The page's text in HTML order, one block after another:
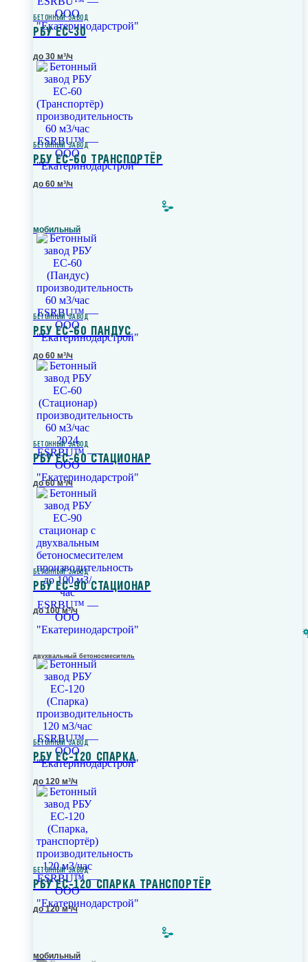
БЕТОННЫЙ ЗАВОД
РБУ ЕС-30
до 30 м³/ч
БЕТОННЫЙ ЗАВОД
РБУ ЕС-60 ТРАНСПОРТЁР
до 60 м³/ч
мобильный
БЕТОННЫЙ ЗАВОД
РБУ ЕС-60 ПАНДУС
до 60 м³/ч
БЕТОННЫЙ ЗАВОД
РБУ ЕС-60 СТАЦИОНАР
до 60 м³/ч
БЕТОННЫЙ ЗАВОД
РБУ ЕС-90 СТАЦИОНАР
до 100 м³/ч
двухвальный бетоносмеситель
БЕТОННЫЙ ЗАВОД
РБУ ЕС-120 СПАРКА
до 120 м³/ч
БЕТОННЫЙ ЗАВОД
РБУ ЕС-120 СПАРКА ТРАНСПОРТЁР
до 120 м³/ч
мобильный